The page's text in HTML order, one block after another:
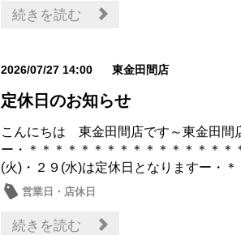
続きを読む
2026/07/27 14:00 東金田間店
定休日のお知らせ
こんにちは 東金田間店です～東金田間
ー・＊＊＊＊＊＊＊＊＊＊＊＊＊＊＊＊
(火)・２９(水)は定休日となりますー・＊
営業日・店休日
続きを読む